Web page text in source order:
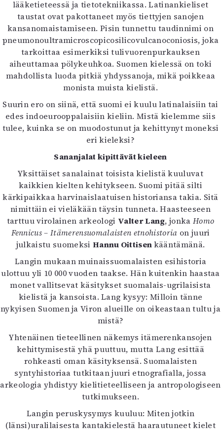
lääketieteessä ja tietotekniikassa. Latinankieliset
taustat ovat pakottaneet myös tiettyjen sanojen
kansanomaistamiseen. Pisin tunnettu taudinnimi on
pneumonoultramicroscopicosilicovulcanoconiosis, joka
tarkoittaa esimerkiksi tulivuorenpurkauksen
aiheuttamaa pölykeuhkoa. Suomen kielessä on toki
mahdollista luoda pitkiä yhdyssanoja, mikä poikkeaa
monista muista kielistä.
Suurin ero on siinä, että suomi ei kuulu latinalaisiin tai
edes indoeurooppalaisiin kieliin. Mistä kielemme siis
tulee, kuinka se on muodostunut ja kehittynyt moneksi
eri kieleksi?
Sananjalat kipittävät kieleen
Yksittäiset sanalainat toisista kielistä kuuluvat
kaikkien kielten kehitykseen. Suomi pitää silti
kärkipaikkaa harvinaislaatuisen historiansa takia. Sitä
nimittäin ei vieläkään täysin tunneta. Haasteeseen
tarttuu virolainen arkeologi Valter Lang, jonkaHomo
Fennicus – Itämerensuomalaisten etnohistoria on juuri
julkaistu suomeksi Hannu Oittisenkääntämänä.
Langin mukaan muinaissuomalaisten esihistoria
ulottuu yli 10 000 vuoden taakse. Hän kuitenkin haastaa
monet vallitsevat käsitykset suomalais-ugrilaisista
kielistä ja kansoista. Lang kysyy: Milloin tänne
nykyisen Suomen ja Viron alueille on oikeastaan tultu ja
mistä?
Yhtenäinen tieteellinen näkemys itämerenkansojen
kehittymisestä yhä puuttuu, mutta Lang esittää
rohkeasti oman käsityksensä. Suomalaisten
syntyhistoriaa tutkitaan juuri etnografialla, jossa
arkeologia yhdistyy kielitieteelliseen ja antropologiseen
tutkimukseen.
Langin peruskysymys kuuluu: Miten jotkin
(länsi)uralilaisesta kantakielestä haarautuneet kielet